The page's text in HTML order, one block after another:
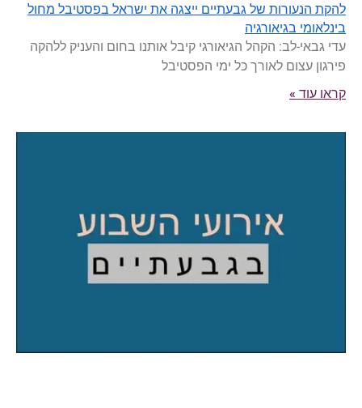
להקת הנעורות של גבעתיים ייצגה את ישראל בפסטיבל מחול
בינלאומי בגיאורגיה
עדי גבאי-לב: הקהל הגיאורגי קיבל אותנו בחום והעניק ללהקה
פירגון עצום לאורך כל ימי הפסטיבל
קראו עוד »